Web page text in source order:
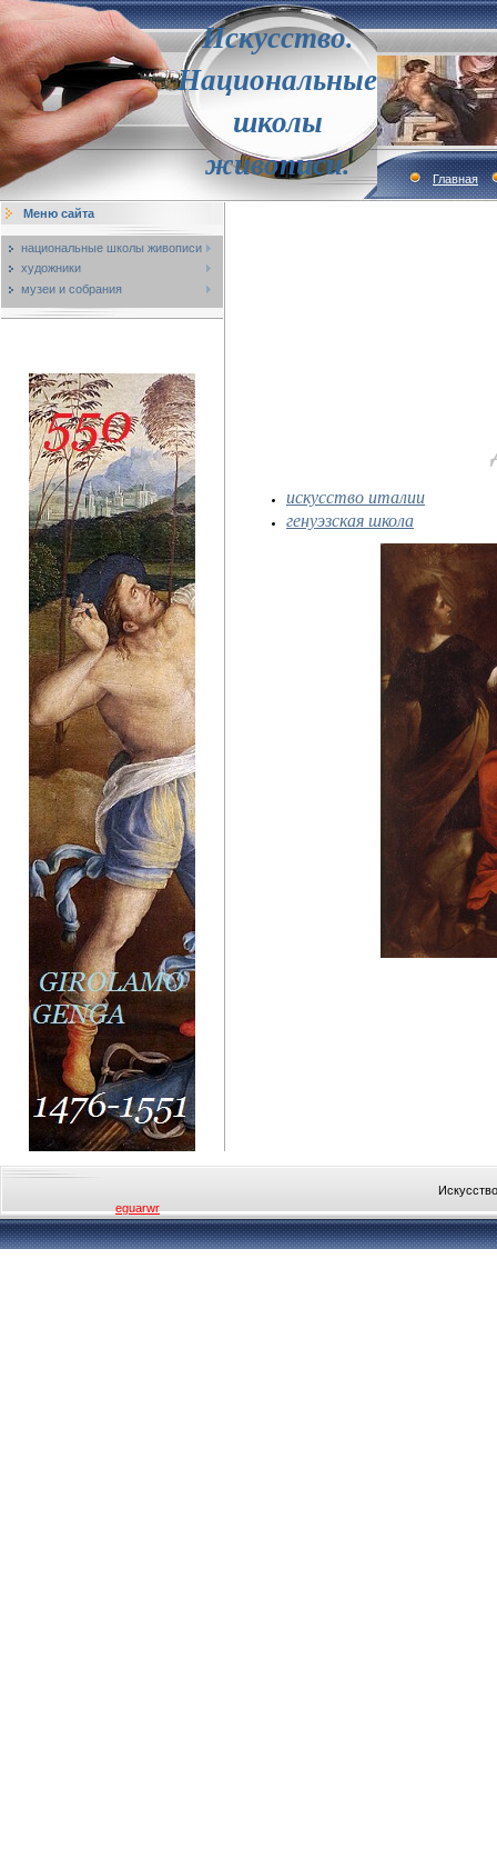
Искусство.
Национальные
школы
живописи.
Главная
Меню сайта
национальные школы живописи
художники
музеи и собрания
искусство италии
генуэзская школа
eguarwr